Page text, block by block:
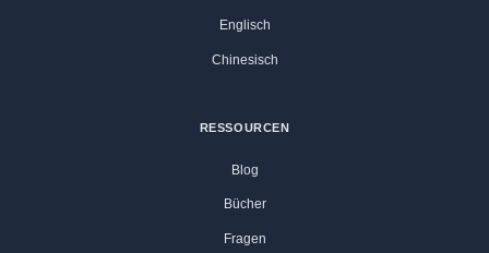
Englisch
Chinesisch
RESSOURCEN
Blog
Bücher
Fragen